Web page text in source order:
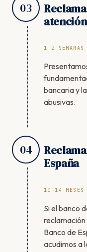
03
atención
1-2 SEMANAS
bancaria y
abusivas.
04
España
10-14 MESES
Si el banco
reclamación
Banco de
acudimos a